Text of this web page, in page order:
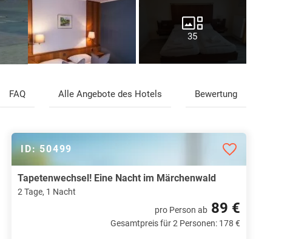
35
FAQ Alle Angebote des Hotels Bewertung
ID: 50499
Tapetenwechsel! Eine Nacht im Märchenwald
2 Tage, 1 Nacht
pro Person ab 89 €
Gesamtpreis für 2 Personen: 178 €